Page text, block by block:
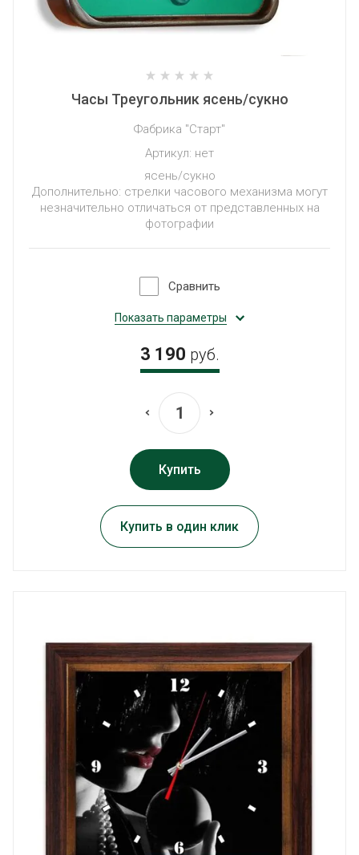
Часы Треугольник ясень/сукно
Фабрика "Старт"
Артикул: нет
ясень/сукно
Дополнительно: стрелки часового механизма могут
незначительно отличаться от представленных на
фотографии
Сравнить
Показать параметры
3 190 руб.
Купить
Купить в один клик